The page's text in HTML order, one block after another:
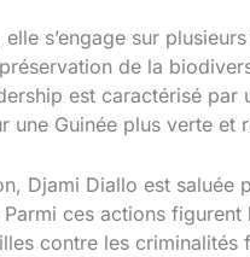
s’engage sur
de la
est caractérisé
une Guinée plus verte
Djami Diallo est
ces actions
contre les